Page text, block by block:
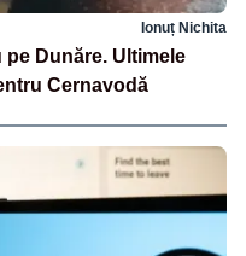
Ionuț Nichita
Dunăre. Ultimele
Cernavodă